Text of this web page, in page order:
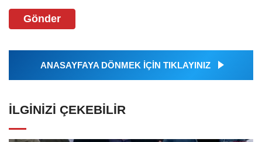
Gönder
ANASAYFAYA DÖNMEK İÇİN TIKLAYINIZ
İLGINIZI ÇEKEBILIR